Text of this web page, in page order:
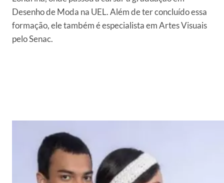
Desenho de Moda na UEL. Além de ter concluído essa
formação, ele também é especialista em Artes Visuais
pelo Senac.